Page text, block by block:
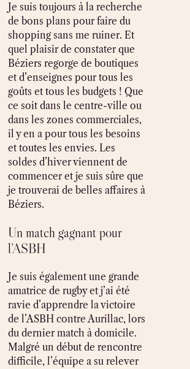
Je suis toujours à la recherche
de bons plans pour faire du
shopping sans me ruiner. Et
quel plaisir de constater que
Béziers regorge de boutiques
et d’enseignes pour tous les
goûts et tous les budgets ! Que
ce soit dans le centre-ville ou
dans les zones commerciales,
il y en a pour tous les besoins
et toutes les envies. Les
soldes d’hiver viennent de
commencer et je suis sûre que
je trouverai de belles affaires à
Béziers.
Un match gagnant pour
l’ASBH
Je suis également une grande
amatrice de rugby et j’ai été
ravie d’apprendre la victoire
de l’ASBH contre Aurillac, lors
du dernier match à domicile.
Malgré un début de rencontre
difficile, l’équipe a su relever